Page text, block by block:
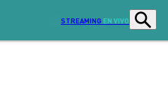
STREAMING EN VIVO